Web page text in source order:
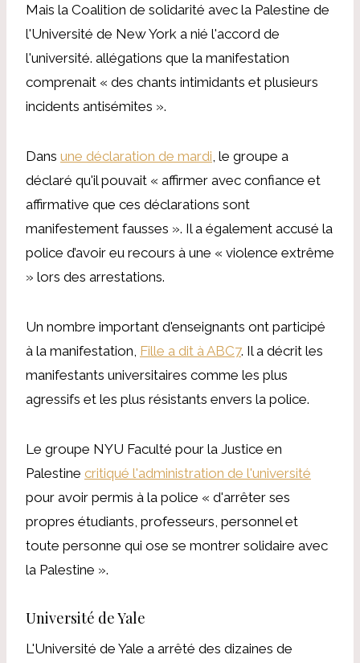
Mais la Coalition de solidarité avec la Palestine de
l'Université de New York a nié l'accord de
l'université. allégations que la manifestation
comprenait « des chants intimidants et plusieurs
incidents antisémites ».
Dans une déclaration de mardi , le groupe a
déclaré qu'il pouvait « affirmer avec confiance et
affirmative que ces déclarations sont
manifestement fausses ». Il a également accusé la
police d’avoir eu recours à une « violence extrême
» lors des arrestations.
Un nombre important d'enseignants ont participé
à la manifestation Fille a dit à ABC7. Il a décrit les
manifestants universitaires comme les plus
agressifs et les plus résistants envers la police.
Le groupe NYU Faculté pour la Justice en
Palestine critiqué l'administration de l'université
pour avoir permis à la police « d'arrêter ses
propres étudiants, professeurs, personnel et
toute personne qui ose se montrer solidaire avec
la Palestine ».
Université de Yale
L'Université de Yale a arrêté des dizaines de